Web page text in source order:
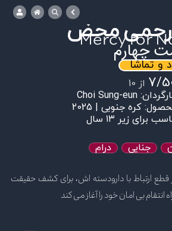
رحمی محض
Mercy for
چهارم
و تماشا
7/ از 10
Choi Sung-eun
کره جنوبی | 2025
برای زیر ۱۳ سال
جنایی درام
ارتباط با دارودسته اش، برای کشف حقیقت
انتقام بی امان خود را آغاز می کند